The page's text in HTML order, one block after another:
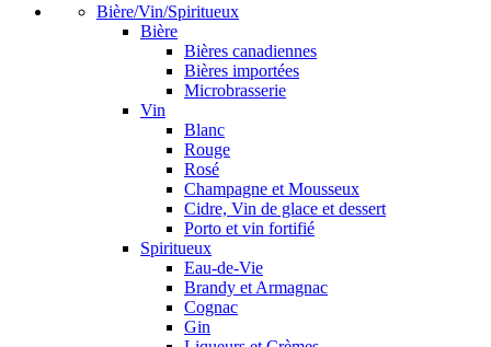
Bière/Vin/Spiritueux
Bière
Bières canadiennes
Bières importées
Microbrasserie
Vin
Blanc
Rouge
Rosé
Champagne et Mousseux
Cidre, Vin de glace et dessert
Porto et vin fortifié
Spiritueux
Eau-de-Vie
Brandy et Armagnac
Cognac
Gin